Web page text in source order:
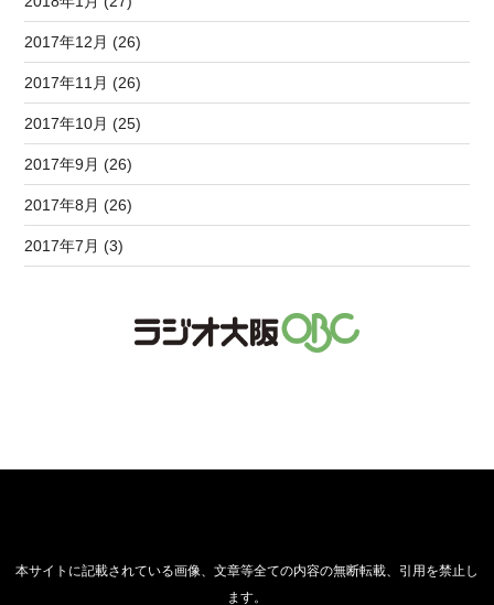
2017年12月 (26)
2017年11月 (26)
2017年10月 (25)
2017年9月 (26)
2017年8月 (26)
2017年7月 (3)
本サイトに記載されている画像、文章等全ての内容の無断転載、引用を禁止し
ます。